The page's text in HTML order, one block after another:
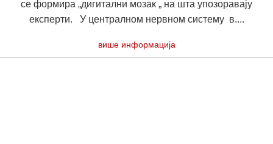
се формира „дигитални мозак „ на шта упозоравају
експерти. У централном нервном систему в....
више информација